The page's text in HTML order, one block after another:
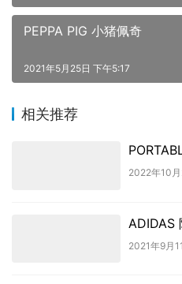
PEPPA PIG 小猪佩奇
2021年5月25日 下午5:17
相关推荐
2022年10
ADIDAS
2021年9月